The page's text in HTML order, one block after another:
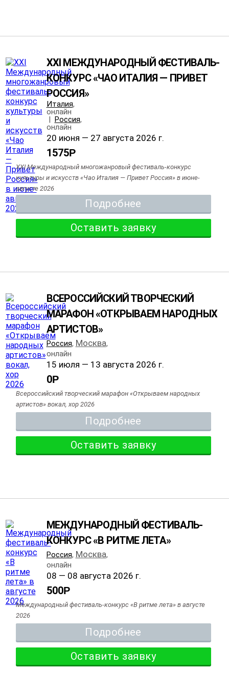
XXI МЕЖДУНАРОДНЫЙ ФЕСТИВАЛЬ-
КОНКУРС «ЧАО ИТАЛИЯ — ПРИВЕТ
РОССИЯ»
Италия,
онлайн
| Россия,
онлайн
20 июня — 27 августа 2026 г.
1575Р
XXI Международный многожанровый фестиваль-конкурс
культуры и искусств «Чао Италия — Привет Россия» в июне-
августе 2026
Подробнее
Оставить заявку
ВСЕРОССИЙСКИЙ ТВОРЧЕСКИЙ
МАРАФОН «ОТКРЫВАЕМ НАРОДНЫХ
АРТИСТОВ»
Россия, Москва,
онлайн
15 июля — 13 августа 2026 г.
0Р
Всероссийский творческий марафон «Открываем народных
артистов» вокал, хор 2026
Подробнее
Оставить заявку
МЕЖДУНАРОДНЫЙ ФЕСТИВАЛЬ-
КОНКУРС «В РИТМЕ ЛЕТА»
Россия, Москва,
онлайн
08 — 08 августа 2026 г.
500Р
Международный фестиваль-конкурс «В ритме лета» в августе
2026
Подробнее
Оставить заявку